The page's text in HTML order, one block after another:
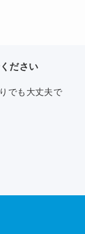
ださい
でも大丈夫で